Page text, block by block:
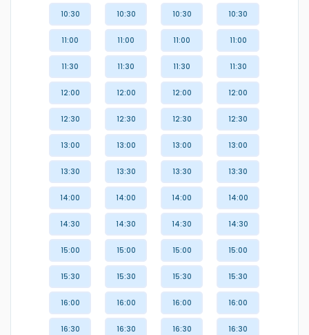
10:30
11:00
11:30
12:00
12:30
13:00
13:30
14:00
14:30
15:00
15:30
16:00
16:30
10:30
11:00
11:30
12:00
12:30
13:00
13:30
14:00
14:30
15:00
15:30
16:00
16:30
10:30
11:00
11:30
12:00
12:30
13:00
13:30
14:00
14:30
15:00
15:30
16:00
16:30
10:30
11:00
11:30
12:00
12:30
13:00
13:30
14:00
14:30
15:00
15:30
16:00
16:30